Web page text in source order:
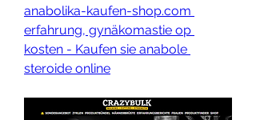
anabolika-kaufen-shop.com
erfahrung, gynäkomastie op
kosten - Kaufen sie anabole
steroide online